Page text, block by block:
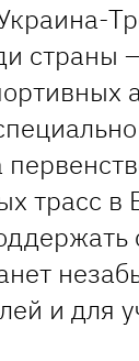
страны
трасс в
и для